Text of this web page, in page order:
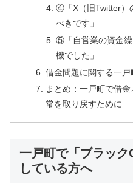
④「X（旧Twitter）
べきです」
⑤「自営業の資金
機でした」
借金問題に関する一
まとめ：一戸町で借
常を取り戻すために
一戸町で「ブラッ
している方へ